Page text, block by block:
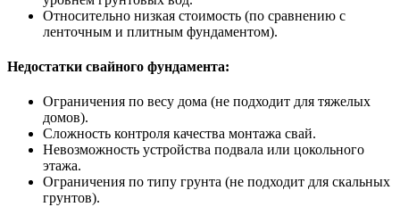
Относительно низкая стоимость (по сравнению с
ленточным и плитным фундаментом).
Недостатки свайного фундамента:
Ограничения по весу дома (не подходит для тяжелых
домов).
Сложность контроля качества монтажа свай.
Невозможность устройства подвала или цокольного
этажа.
Ограничения по типу грунта (не подходит для скальных
грунтов).